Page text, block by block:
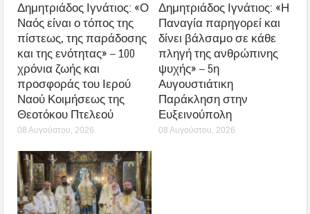
Δημητριάδος Ιγνάτιος: «Ο
Ναός είναι ο τόπος της
πίστεως, της παράδοσης
και της ενότητας» – 100
χρόνια ζωής και
προσφοράς του Ιερού
Ναού Κοιμήσεως της
Θεοτόκου Πτελεού
08 Αυγούστου, 2026
Δημητριάδος Ιγνάτιος: «Η
Παναγία παρηγορεί και
δίνει βάλσαμο σε κάθε
πληγή της ανθρώπινης
ψυχής» – 5η
Αυγουστιάτικη
Παράκληση στην
Ευξεινούπολη
08 Αυγούστου, 2026